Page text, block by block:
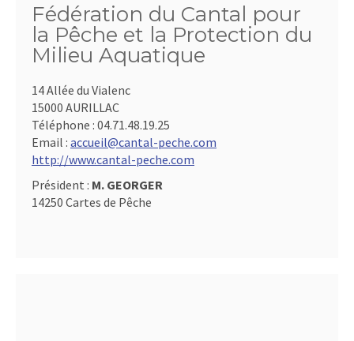
Fédération du Cantal pour
la Pêche et la Protection du
Milieu Aquatique
14 Allée du Vialenc
15000 AURILLAC
Téléphone : 04.71.48.19.25
Email : accueil@cantal-peche.com
http://www.cantal-peche.com
Président : M. GEORGER
14250 Cartes de Pêche